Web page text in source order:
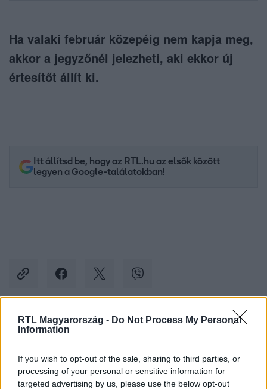
RTL Magyarország - Do Not Process My Personal
Information
If you wish to opt-out of the sale, sharing to third parties, or
processing of your personal or sensitive information for
targeted advertising by us, please use the below opt-out
Ha valaki február közepéig nem kapja meg,
akkor a jegyzőnél jelezheti, aki ekkor új
értesítőt állít ki.
Itt állítsd be, hogy az RTL.hu az elsők között
legyen a Google-találatokban!
Kövess minket, és értesülj a friss hírekről a
Követem